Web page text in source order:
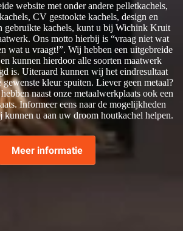
website met onder andere pelletkachels,
CV gestookte kachels, design en
gebruikte kachels, kunt u bij Wichink Kruit
Ons motto hierbij is “vraag niet wat
wat u vraagt!”. Wij hebben een uitgebreide
kunnen hierdoor alle soorten maatwerk
is. Uiteraard kunnen wij het eindresultaat
kleur spuiten. Liever geen metaal?
naast onze metaalwerkplaats ook een
Informeer eens naar de mogelijkheden
u aan uw droom houtkachel helpen.
Meer informatie